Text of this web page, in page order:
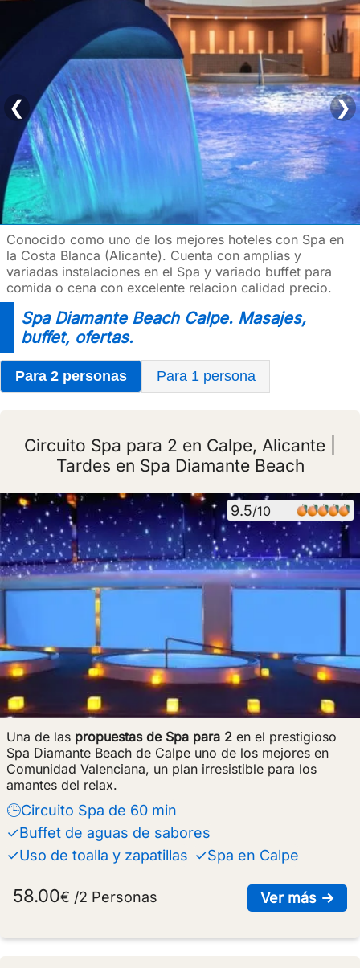
❮ ❯
Conocido como uno de los mejores hoteles con Spa en
la Costa Blanca (Alicante). Cuenta con amplias y
variadas instalaciones en el Spa y variado buffet para
comida o cena con excelente relacion calidad precio.
Spa Diamante Beach Calpe. Masajes,
buffet, ofertas.
Para 2 personas Para 1 persona
Circuito Spa para 2 en Calpe, Alicante |
Tardes en Spa Diamante Beach
9.5/10
Una de las propuestas de Spa para 2 en el prestigioso
Spa Diamante Beach de Calpe uno de los mejores en
Comunidad Valenciana, un plan irresistible para los
amantes del relax.
🕒Circuito Spa de 60 min
✓Buffet de aguas de sabores
✓Uso de toalla y zapatillas ✓Spa en Calpe
Ver más →
58.00€ /2 Personas